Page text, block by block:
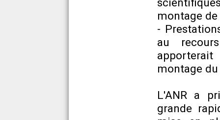
montage
-
au
montage
L'ANR a
grande